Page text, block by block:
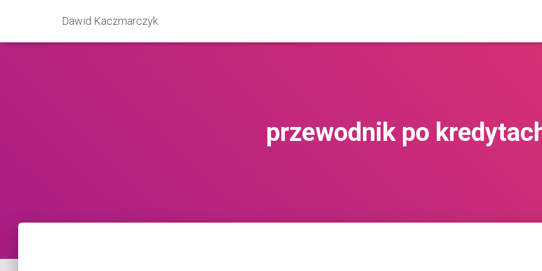
Dawid Kaczmarczyk
przewodnik po